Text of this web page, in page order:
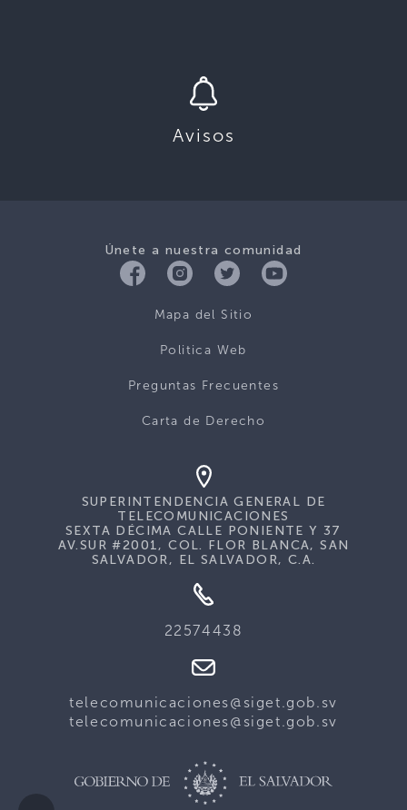
Avisos
Únete a nuestra comunidad
Mapa del Sitio
Politica Web
Preguntas Frecuentes
Carta de Derecho
SUPERINTENDENCIA GENERAL DE
TELECOMUNICACIONES
SEXTA DÉCIMA CALLE PONIENTE Y 37
AV.SUR #2001, COL. FLOR BLANCA, SAN
SALVADOR, EL SALVADOR, C.A.
22574438
telecomunicaciones@siget.gob.sv
telecomunicaciones@siget.gob.sv